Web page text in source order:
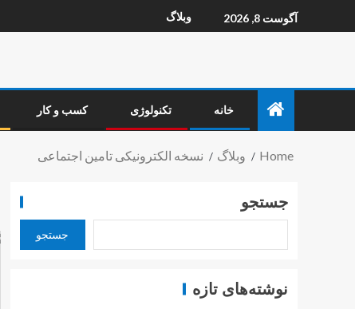
آگوست 8, 2026 وبلاگ
خانه تکنولوژی کسب و کار
Home وبلاگ نسخه الکترونیکی تامین اجتماعی
جستجو
جستجو
نوشته‌های تازه